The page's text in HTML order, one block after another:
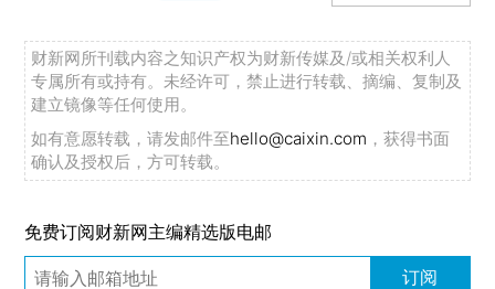
财新网所刊载内容之知识产权为财新传媒及/或相关权利人
专属所有或持有。未经许可，禁止进行转载、摘编、复制及
建立镜像等任何使用。
如有意愿转载，请发邮件至hello@caixin.com ，获得书面
确认及授权后，方可转载。
免费订阅财新网主编精选版电邮
订阅